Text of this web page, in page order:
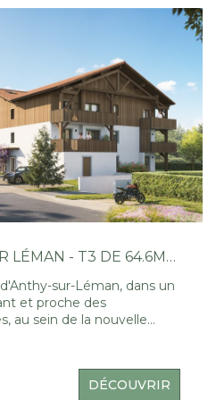
www.sweethomeleman.fr
bien gratuitement et
content/3/
L'ORIVE - ANTHY SUR LÉMAN - T3 DE 64.6M² EN RDJ
sur-Léman, dans un
et proche des
au sein de la nouvelle
deux chambres dont
de bains et un WC
jardin
DÉCOUVRIR